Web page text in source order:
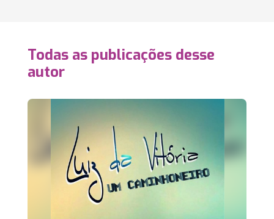
Todas as publicações desse
autor